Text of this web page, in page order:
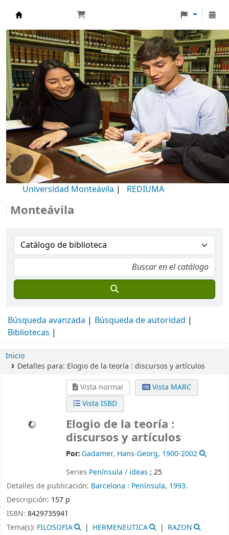
Biblioteca Universidad Monteávila
Universidad Monteávila | REDIUMA
Búsqueda avanzada
Búsqueda de autoridad
Bibliotecas
Inicio
Detalles para: Elogio de la teoría : discursos y artículos
Vista normal
Vista MARC
Vista ISBD
Elogio de la teoría :
discursos y artículos
Por:Gadamer, Hans-Georg, 1900-2002
Series Península / ideas ; 25
Detalles de publicación: Barcelona : Península, 1993.
Descripción: 157 p
ISBN: 8429735941
Tema(s): FILOSOFIA HERMENEUTICA
RAZON